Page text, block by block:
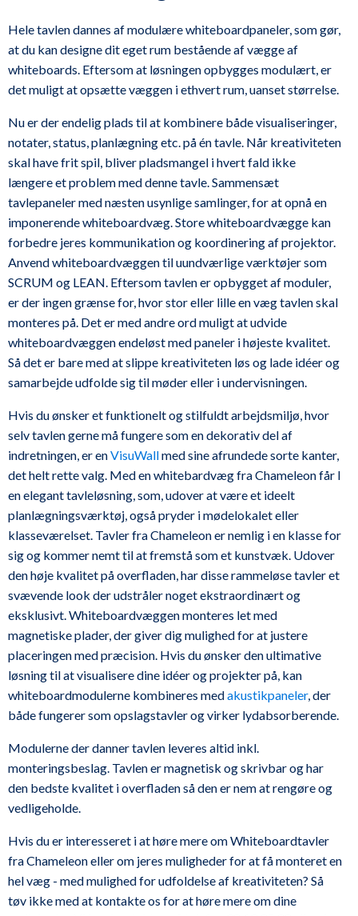
Hele tavlen dannes af modulære whiteboardpaneler, som gør,
at du kan designe dit eget rum bestående af vægge af
whiteboards. Eftersom at løsningen opbygges modulært, er
det muligt at opsætte væggen i ethvert rum, uanset størrelse.
Nu er der endelig plads til at kombinere både visualiseringer,
notater, status, planlægning etc. på én tavle. Når kreativiteten
skal have frit spil, bliver pladsmangel i hvert fald ikke
længere et problem med denne tavle. Sammensæt
tavlepaneler med næsten usynlige samlinger, for at opnå en
imponerende whiteboardvæg. Store whiteboardvægge kan
forbedre jeres kommunikation og koordinering af projektor.
Anvend whiteboardvæggen til uundværlige værktøjer som
SCRUM og LEAN. Eftersom tavlen er opbygget af moduler,
er der ingen grænse for, hvor stor eller lille en væg tavlen skal
monteres på. Det er med andre ord muligt at udvide
whiteboardvæggen endeløst med paneler i højeste kvalitet.
Så det er bare med at slippe kreativiteten løs og lade idéer og
samarbejde udfolde sig til møder eller i undervisningen.
Hvis du ønsker et funktionelt og stilfuldt arbejdsmiljø, hvor
selv tavlen gerne må fungere som en dekorativ del af
indretningen, er enVisuWallmed sine afrundede sorte kanter,
det helt rette valg. Med en whitebardvæg fra Chameleon får I
en elegant tavleløsning, som, udover at være et ideelt
planlægningsværktøj, også pryder i mødelokalet eller
klasseværelset. Tavler fra Chameleon er nemlig i en klasse for
sig og kommer nemt til at fremstå som et kunstvæk. Udover
den høje kvalitet på overfladen, har disse rammeløse tavler et
svævende look der udstråler noget ekstraordinært og
eksklusivt. Whiteboardvæggen monteres let med
magnetiske plader, der giver dig mulighed for at justere
placeringen med præcision. Hvis du ønsker den ultimative
løsning til at visualisere dine idéer og projekter på, kan
whiteboardmodulerne kombineres medakustikpaneler, der
både fungerer som opslagstavler og virker lydabsorberende.
Modulerne der danner tavlen leveres altid inkl.
monteringsbeslag. Tavlen er magnetisk og skrivbar og har
den bedste kvalitet i overfladen så den er nem at rengøre og
vedligeholde.
Hvis du er interesseret i at høre mere om Whiteboardtavler
fra Chameleon eller om jeres muligheder for at få monteret en
hel væg - med mulighed for udfoldelse af kreativiteten? Så
tøv ikke med at kontakte os for at høre mere om dine